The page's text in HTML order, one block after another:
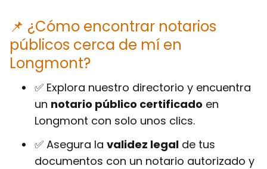
📌 ¿Cómo encontrar notarios
públicos cerca de mí en
Longmont?
✅ Explora nuestro directorio y encuentra
un notario público certificado en
Longmont con solo unos clics.
✅ Asegura la validez legal de tus
documentos con un notario autorizado y